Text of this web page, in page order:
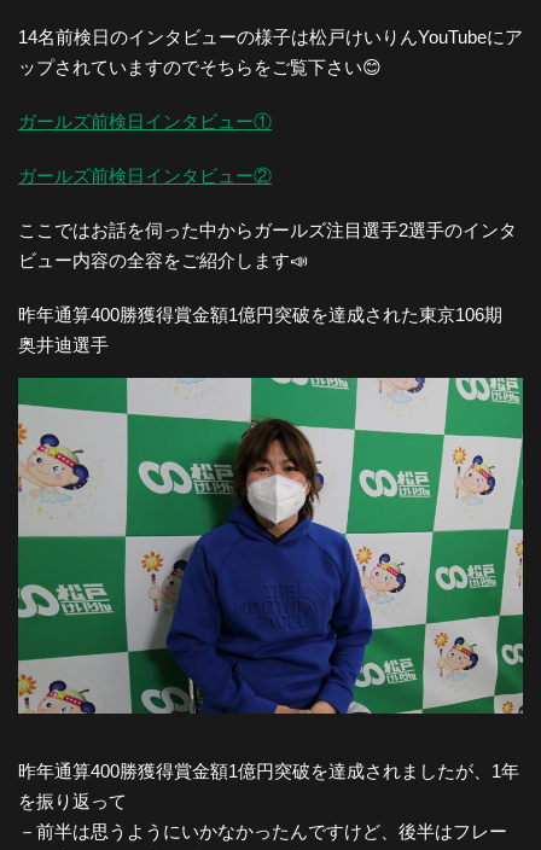
14名前検日のインタビューの様子は松戸けいりんYouTubeにア
ップされていますのでそちらをご覧下さい😊
ガールズ前検日インタビュー①
ガールズ前検日インタビュー②
ここではお話を伺った中からガールズ注目選手2選手のインタ
ビュー内容の全容をご紹介します📣
昨年通算400勝獲得賞金額1億円突破を達成された東京106期
奥井迪選手
昨年通算400勝獲得賞金額1億円突破を達成されましたが、1年
を振り返って
－前半は思うようにいかなかったんですけど、後半はフレー